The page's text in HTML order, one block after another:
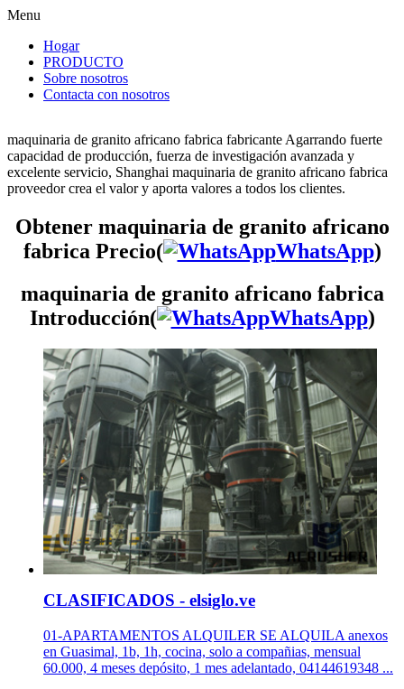
Menu
Hogar
PRODUCTO
Sobre nosotros
Contacta con nosotros
maquinaria de granito africano fabrica fabricante Agarrando fuerte
capacidad de producción, fuerza de investigación avanzada y
excelente servicio, Shanghai maquinaria de granito africano fabrica
proveedor crea el valor y aporta valores a todos los clientes.
Obtener maquinaria de granito africano
fabrica Precio(
WhatsApp)
maquinaria de granito africano fabrica
Introducción(
WhatsApp)
CLASIFICADOS - elsiglo.ve
01-APARTAMENTOS ALQUILER SE ALQUILA anexos
en Guasimal, 1b, 1h, cocina, solo a compañias, mensual
60.000, 4 meses depósito, 1 mes adelantado, 04144619348 ...